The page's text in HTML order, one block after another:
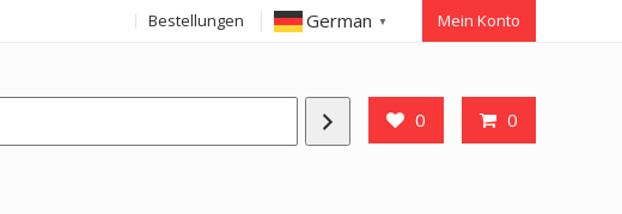
Bestellungen German ▼ Mein Konto
0 0